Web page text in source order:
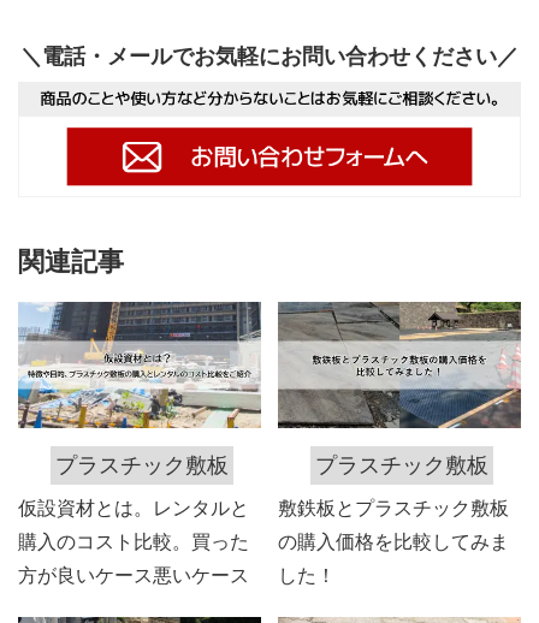
＼電話・メールでお気軽にお問い合わせください／
関連記事
プラスチック敷板
仮設資材とは。レンタルと
購入のコスト比較。買った
方が良いケース悪いケース
プラスチック敷板
敷鉄板とプラスチック敷板
の購入価格を比較してみま
した！